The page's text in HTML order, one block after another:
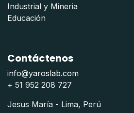
Industrial y Mineria
Educación
Contáctenos
info@yaroslab.com
+ 51 952 208 727
Jesus María - Lima, Perú